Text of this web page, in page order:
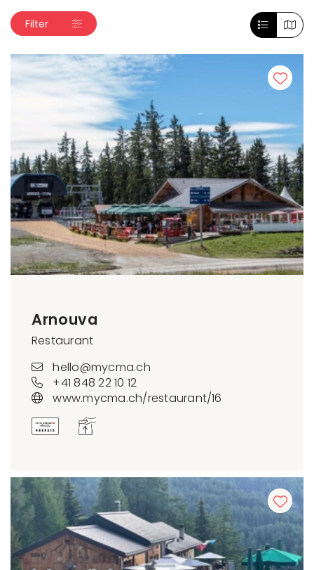
Filter
Arnouva
Restaurant
hello@mycma.ch
+41 848 22 10 12
www.mycma.ch/restaurant/16